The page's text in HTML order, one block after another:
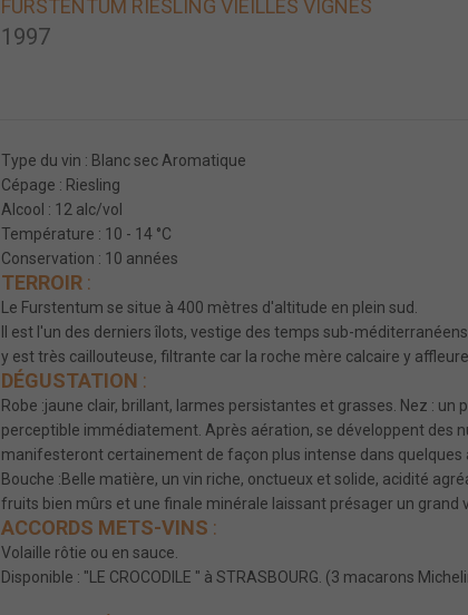
FURSTENTUM RIESLING VIEILLES VIGNES
1997
Type du vin : Blanc sec Aromatique
Cépage : Riesling
Alcool : 12 alc/vol
Température : 10 - 14 °C
Conservation : 10 années
TERROIR :
Le Furstentum se situe à 400 mètres d'altitude en plein sud.
Il est l'un des derniers îlots, vestige des temps sub-
y est très caillouteuse, filtrante car la roche mère calcaire y affleure.
DÉGUSTATION :
Robe :jaune clair, brillant, larmes persistantes et grasses. Nez : un
perceptible immédiatement. Après aération, se développent des
manifesteront certainement de façon plus intense dans quelques
Bouche :Belle matière, un vin riche, onctueux et solide, acidité
fruits bien mûrs et une finale minérale laissant présager un grand
ACCORDS METS-VINS :
Volaille rôtie ou en sauce.
Disponible : "LE CROCODILE " à STRASBOURG. (3 macarons